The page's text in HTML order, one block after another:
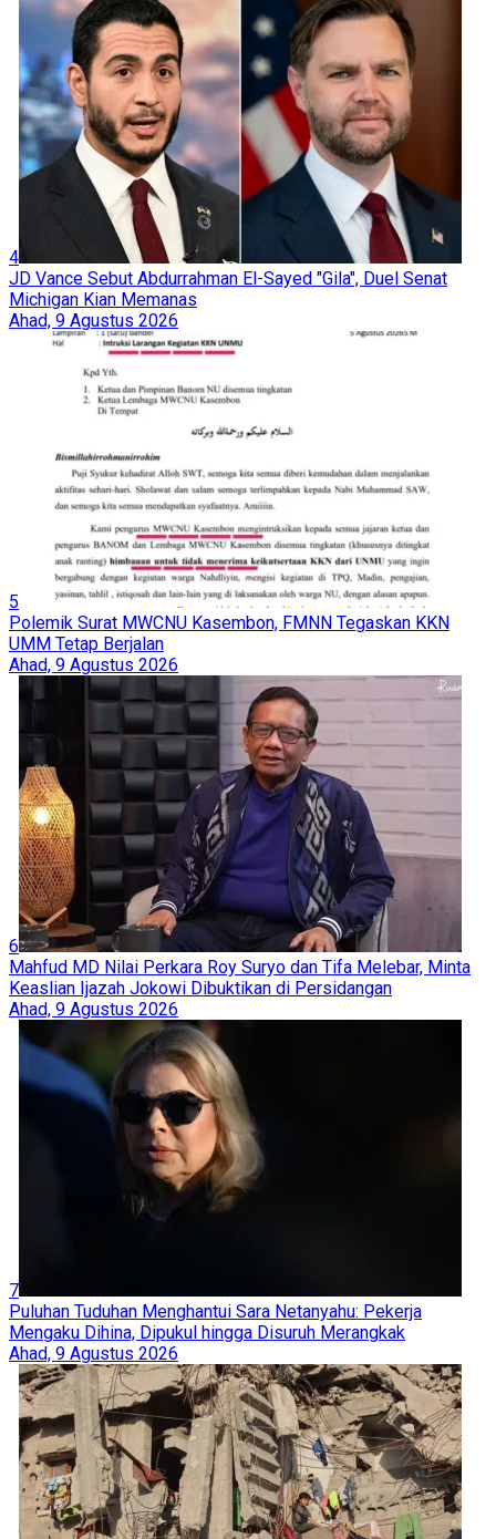
4
JD Vance Sebut Abdurrahman El-Sayed "Gila", Duel Senat
Michigan Kian Memanas
Ahad, 9 Agustus 2026
5
Polemik Surat MWCNU Kasembon, FMNN Tegaskan KKN
UMM Tetap Berjalan
Ahad, 9 Agustus 2026
6
Mahfud MD Nilai Perkara Roy Suryo dan Tifa Melebar, Minta
Keaslian Ijazah Jokowi Dibuktikan di Persidangan
Ahad, 9 Agustus 2026
7
Puluhan Tuduhan Menghantui Sara Netanyahu: Pekerja
Mengaku Dihina, Dipukul hingga Disuruh Merangkak
Ahad, 9 Agustus 2026